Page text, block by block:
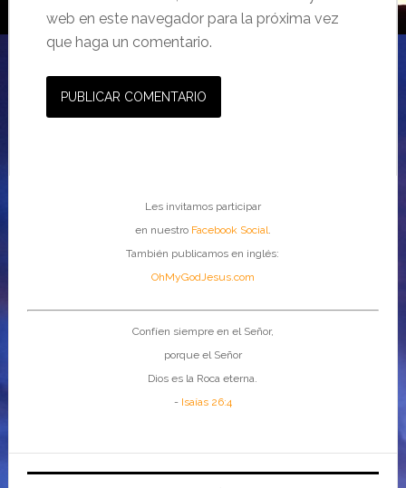
web en este navegador para la próxima vez
que haga un comentario.
Les invitamos participar
en nuestro Facebook Social.
También publicamos en inglés:
OhMyGodJesus.com
Confíen siempre en el Señor,
porque el Señor
Dios es la Roca eterna.
- Isaías 26:4